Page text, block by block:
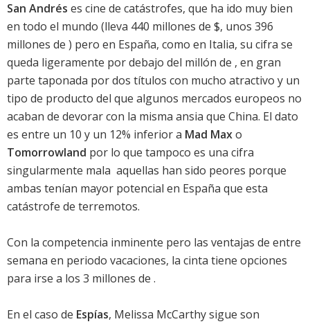
San Andrés es cine de catástrofes, que ha ido muy bien
en todo el mundo (lleva 440 millones de $, unos 396
millones de ) pero en España, como en Italia, su cifra se
queda ligeramente por debajo del millón de , en gran
parte taponada por dos títulos con mucho atractivo y un
tipo de producto del que algunos mercados europeos no
acaban de devorar con la misma ansia que China. El dato
es entre un 10 y un 12% inferior a Mad Maxo
Tomorrowland por lo que tampoco es una cifra
singularmente mala  aquellas han sido peores porque
ambas tenían mayor potencial en España que esta
catástrofe de terremotos.
Con la competencia inminente pero las ventajas de entre
semana en periodo vacaciones, la cinta tiene opciones
para irse a los 3 millones de .
En el caso de Espías, Melissa McCarthy sigue son